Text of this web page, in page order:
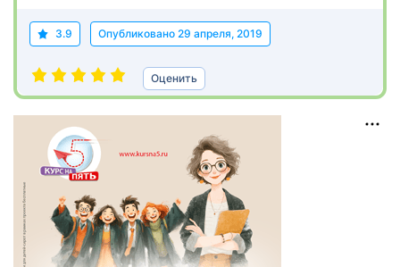
3.9 Опубликовано 29 апреля, 2019
Оценить